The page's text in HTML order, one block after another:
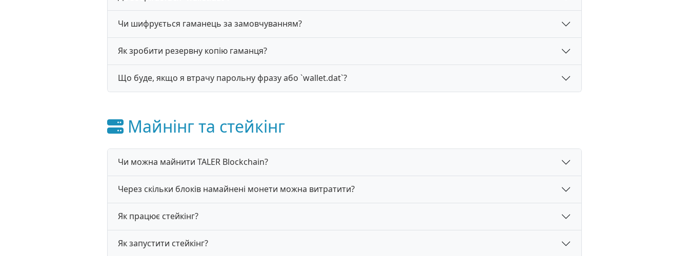
Чи шифрується гаманець за замовчуванням?
Як зробити резервну копію гаманця?
Що буде, якщо я втрачу парольну фразу або `wallet.dat`?
Майнінг та стейкінг
Чи можна майнити TALER Blockchain?
Через скільки блоків намайнені монети можна витратити?
Як працює стейкінг?
Як запустити стейкінг?